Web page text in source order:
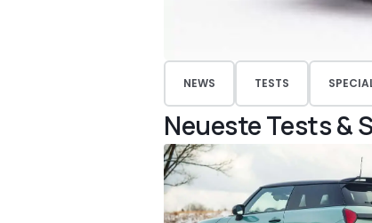
NEWS TESTS
Neueste Tests &